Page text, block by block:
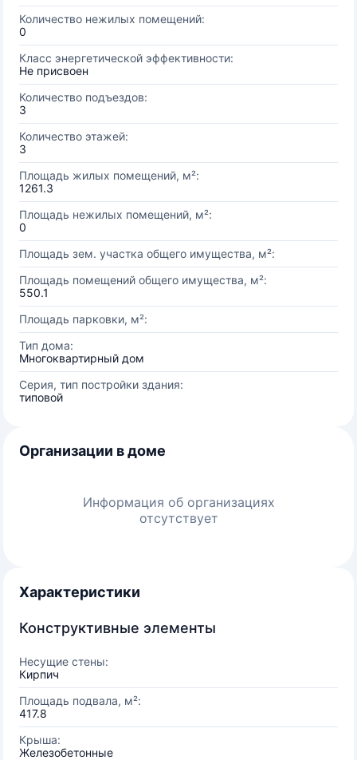
Количество нежилых помещений:
0
Класс энергетической эффективности:
Не присвоен
Количество подъездов:
3
Количество этажей:
3
Площадь жилых помещений, м²:
1261.3
Площадь нежилых помещений, м²:
0
Площадь зем. участка общего имущества, м²:
Площадь помещений общего имущества, м²:
550.1
Площадь парковки, м²:
Тип дома:
Многоквартирный дом
Серия, тип постройки здания:
типовой
Организации в доме
Информация об организациях
отсутствует
Характеристики
Конструктивные элементы
Несущие стены:
Кирпич
Площадь подвала, м²:
417.8
Крыша:
Железобетонные